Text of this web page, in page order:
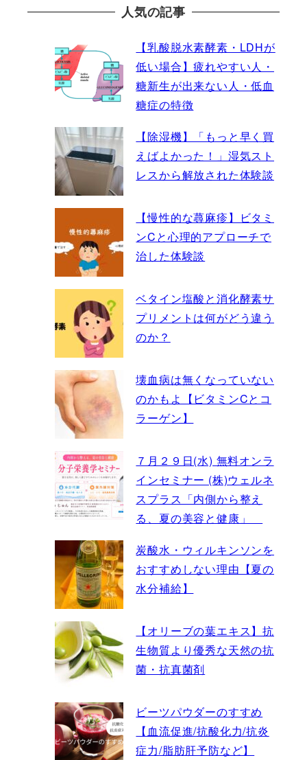
人気の記事
【乳酸脱水素酵素・LDHが
低い場合】疲れやすい人・
糖新生が出来ない人・低血
糖症の特徴
【除湿機】「もっと早く買
えばよかった！」湿気スト
レスから解放された体験談
【慢性的な蕁麻疹】ビタミ
ンCと心理的アプローチで
治した体験談
ベタイン塩酸と消化酵素サ
プリメントは何がどう違う
のか？
壊血病は無くなっていない
のかもよ【ビタミンCとコ
ラーゲン】
７月２９日(水) 無料オンラ
インセミナー (株)ウェルネ
スプラス「内側から整え
る、夏の美容と健康」
炭酸水・ウィルキンソンを
おすすめしない理由【夏の
水分補給】
【オリーブの葉エキス】抗
生物質より優秀な天然の抗
菌・抗真菌剤
ビーツパウダーのすすめ
【血流促進/抗酸化力/抗炎
症力/脂肪肝予防など】